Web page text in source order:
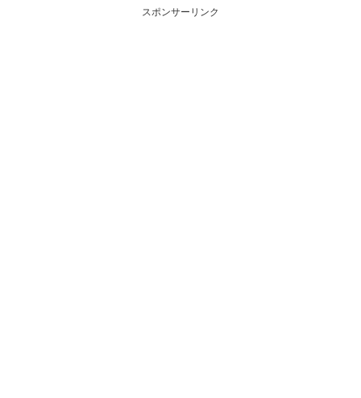
喚起・申込停止)など、空売り関
連情報を集計し、図解でわかり
制(注意喚起・申込停止)など、空
売り関連情報を集計し、図解で
スポンサーリンク